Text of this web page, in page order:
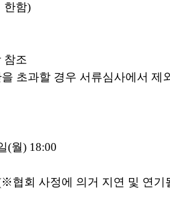
한함)
참조
초과할 경우 서류심사에서 제
(월) 18:00
※협회 사정에 의거 지연 및 연기